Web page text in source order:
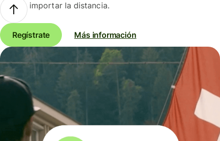
importar la distancia.
Regístrate Más información